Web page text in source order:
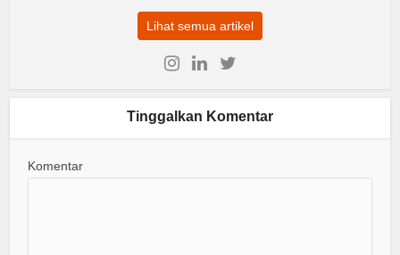
Lihat semua artikel
Tinggalkan Komentar
Komentar